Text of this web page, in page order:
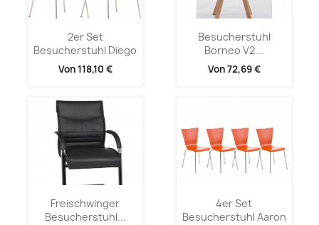
2er Set
Besucherstuhl Diego
Von118,10 €
Besucherstuhl
Borneo V2...
Von72,69 €
Freischwinger
Besucherstuhl...
4er Set
Besucherstuhl Aaron